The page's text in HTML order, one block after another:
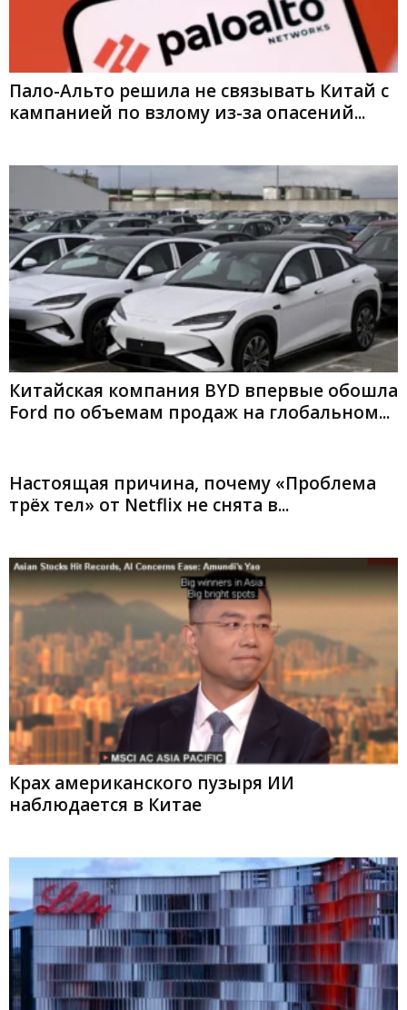
Пало-Альто решила не связывать Китай с
кампанией по взлому из-за опасений...
Китайская компания BYD впервые обошла
Ford по объемам продаж на глобальном...
Настоящая причина, почему «Проблема
трёх тел» от Netflix не снята в...
Крах американского пузыря ИИ
наблюдается в Китае